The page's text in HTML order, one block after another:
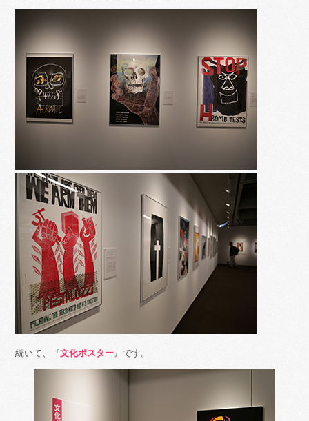
続いて、『文化ポスター』です。